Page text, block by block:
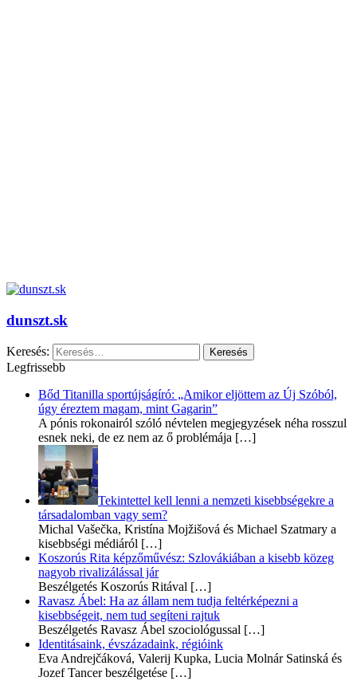
dunszt.sk
Keresés:
Legfrissebb
Bőd Titanilla sportújságíró: „Amikor eljöttem az Új Szóból,
úgy éreztem magam, mint Gagarin”
A pónis rokonairól szóló névtelen megjegyzések néha rosszul
esnek neki, de ez nem az ő problémája […]
Tekintettel kell lenni a nemzeti kisebbségekre a
társadalomban vagy sem?
Michal Vašečka, Kristína Mojžišová és Michael Szatmary a
kisebbségi médiáról […]
Koszorús Rita képzőművész: Szlovákiában a kisebb közeg
nagyob rivalizálással jár
Beszélgetés Koszorús Ritával […]
Ravasz Ábel: Ha az állam nem tudja feltérképezni a
kisebbségeit, nem tud segíteni rajtuk
Beszélgetés Ravasz Ábel szociológussal […]
Identitásaink, évszázadaink, régióink
Eva Andrejčáková, Valerij Kupka, Lucia Molnár Satinská és
Jozef Tancer beszélgetése […]